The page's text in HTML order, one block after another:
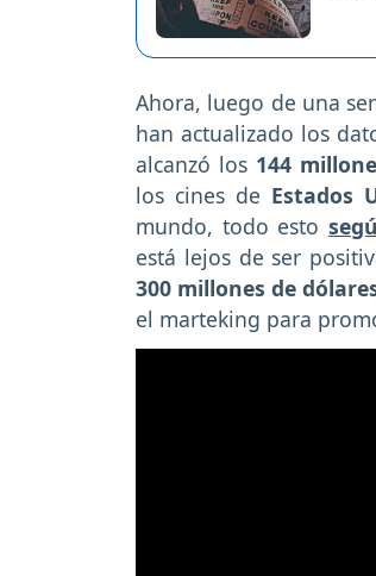
Ahora, luego de una
han actualizado los
alcanzó los 144
los cines de Estados
mundo, todo esto
está lejos de ser
300 millones de
el marteking para